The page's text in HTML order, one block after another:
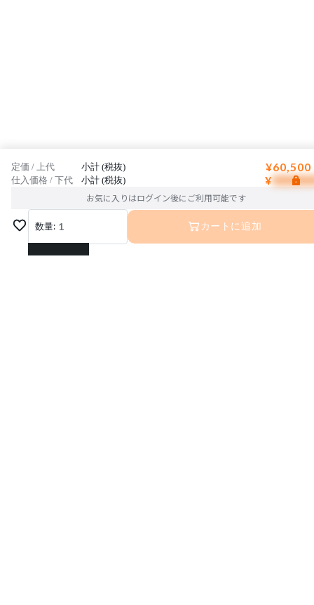
定価 / 上代 小計 (税抜) ¥60,500
仕入価格 / 下代 小計 (税抜) ¥
お気に入りはログイン後にご利用可能です
数量: 1
1
カートに追加